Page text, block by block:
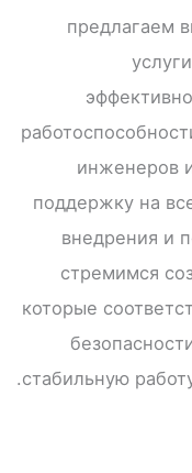
предлагаем
инженеров
поддержку на
внедрения и
стремимся
которые
стабильную